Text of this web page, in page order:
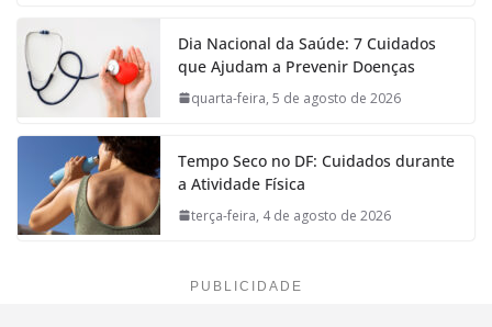
Dia Nacional da Saúde: 7 Cuidados
que Ajudam a Prevenir Doenças
quarta-feira, 5 de agosto de 2026
Tempo Seco no DF: Cuidados durante
a Atividade Física
terça-feira, 4 de agosto de 2026
PUBLICIDADE